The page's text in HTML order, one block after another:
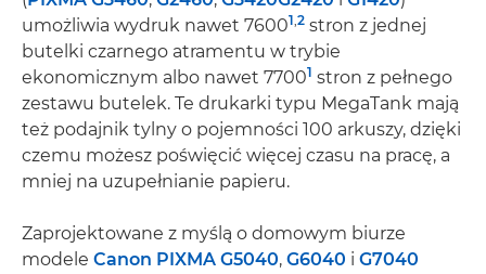
umożliwia wydruk nawet 76001,2 stron z jednej
butelki czarnego atramentu w trybie
ekonomicznym albo nawet 77001 stron z pełnego
zestawu butelek. Te drukarki typu MegaTank mają
też podajnik tylny o pojemności 100 arkuszy, dzięki
czemu możesz poświęcić więcej czasu na pracę, a
mniej na uzupełnianie papieru.
Zaprojektowane z myślą o domowym biurze
modele Canon PIXMA G5040, G6040 i G7040